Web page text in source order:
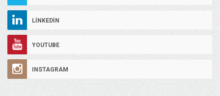
LINKEDIN
YOUTUBE
INSTAGRAM